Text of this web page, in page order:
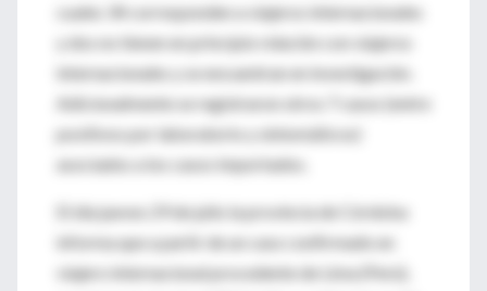
cuales 34 corresponden a viajeros internacionales
y dos no tienen en principio relación con viajeros
internacionales y se encuentran en investigación.
Adicionalmente se registraron otros 7 casos (entre
positivos por laboratorio y sintomáticos)
asociados a los casos importados.
El día jueves 29 de julio la provincia de Córdoba
informa que a partir de un caso confirmado en
viajero internacional procedente de Lima (Perú),